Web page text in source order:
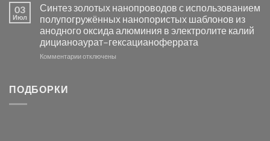
в
видимом
свете
с
помощью
модификации
серебра
с
электродов
серебра
и
03
Июл
Синтез золотых нанопроводов с использованием
полупогружённых нанопористых шаблонов из
анодного оксида алюминия в электролите калий
дицианоаурат–гексацианоферрата
Комментариикотключены
ПОДБОРКИ